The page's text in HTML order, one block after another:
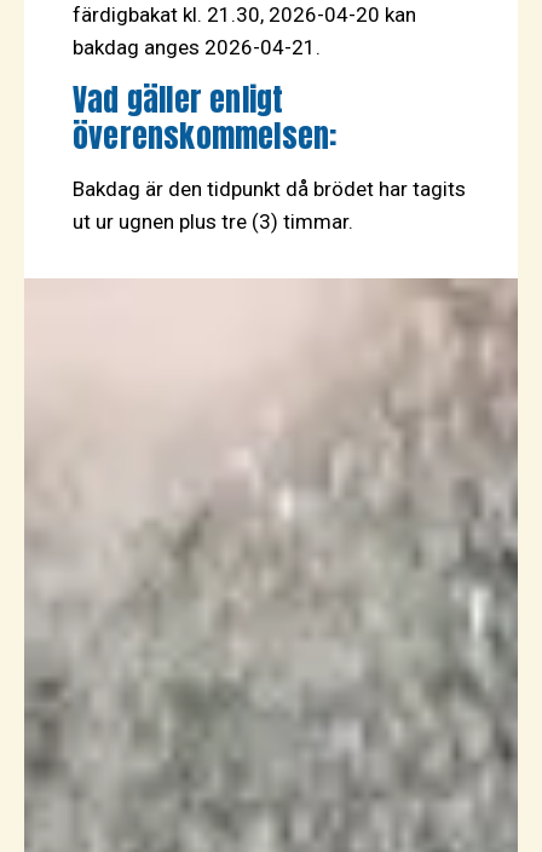
färdigbakat kl. 21.30, 2026-04-20 kan
bakdag anges 2026-04-21.
Vad gäller enligt
överenskommelsen:
Bakdag är den tidpunkt då brödet har tagits
ut ur ugnen plus tre (3) timmar.